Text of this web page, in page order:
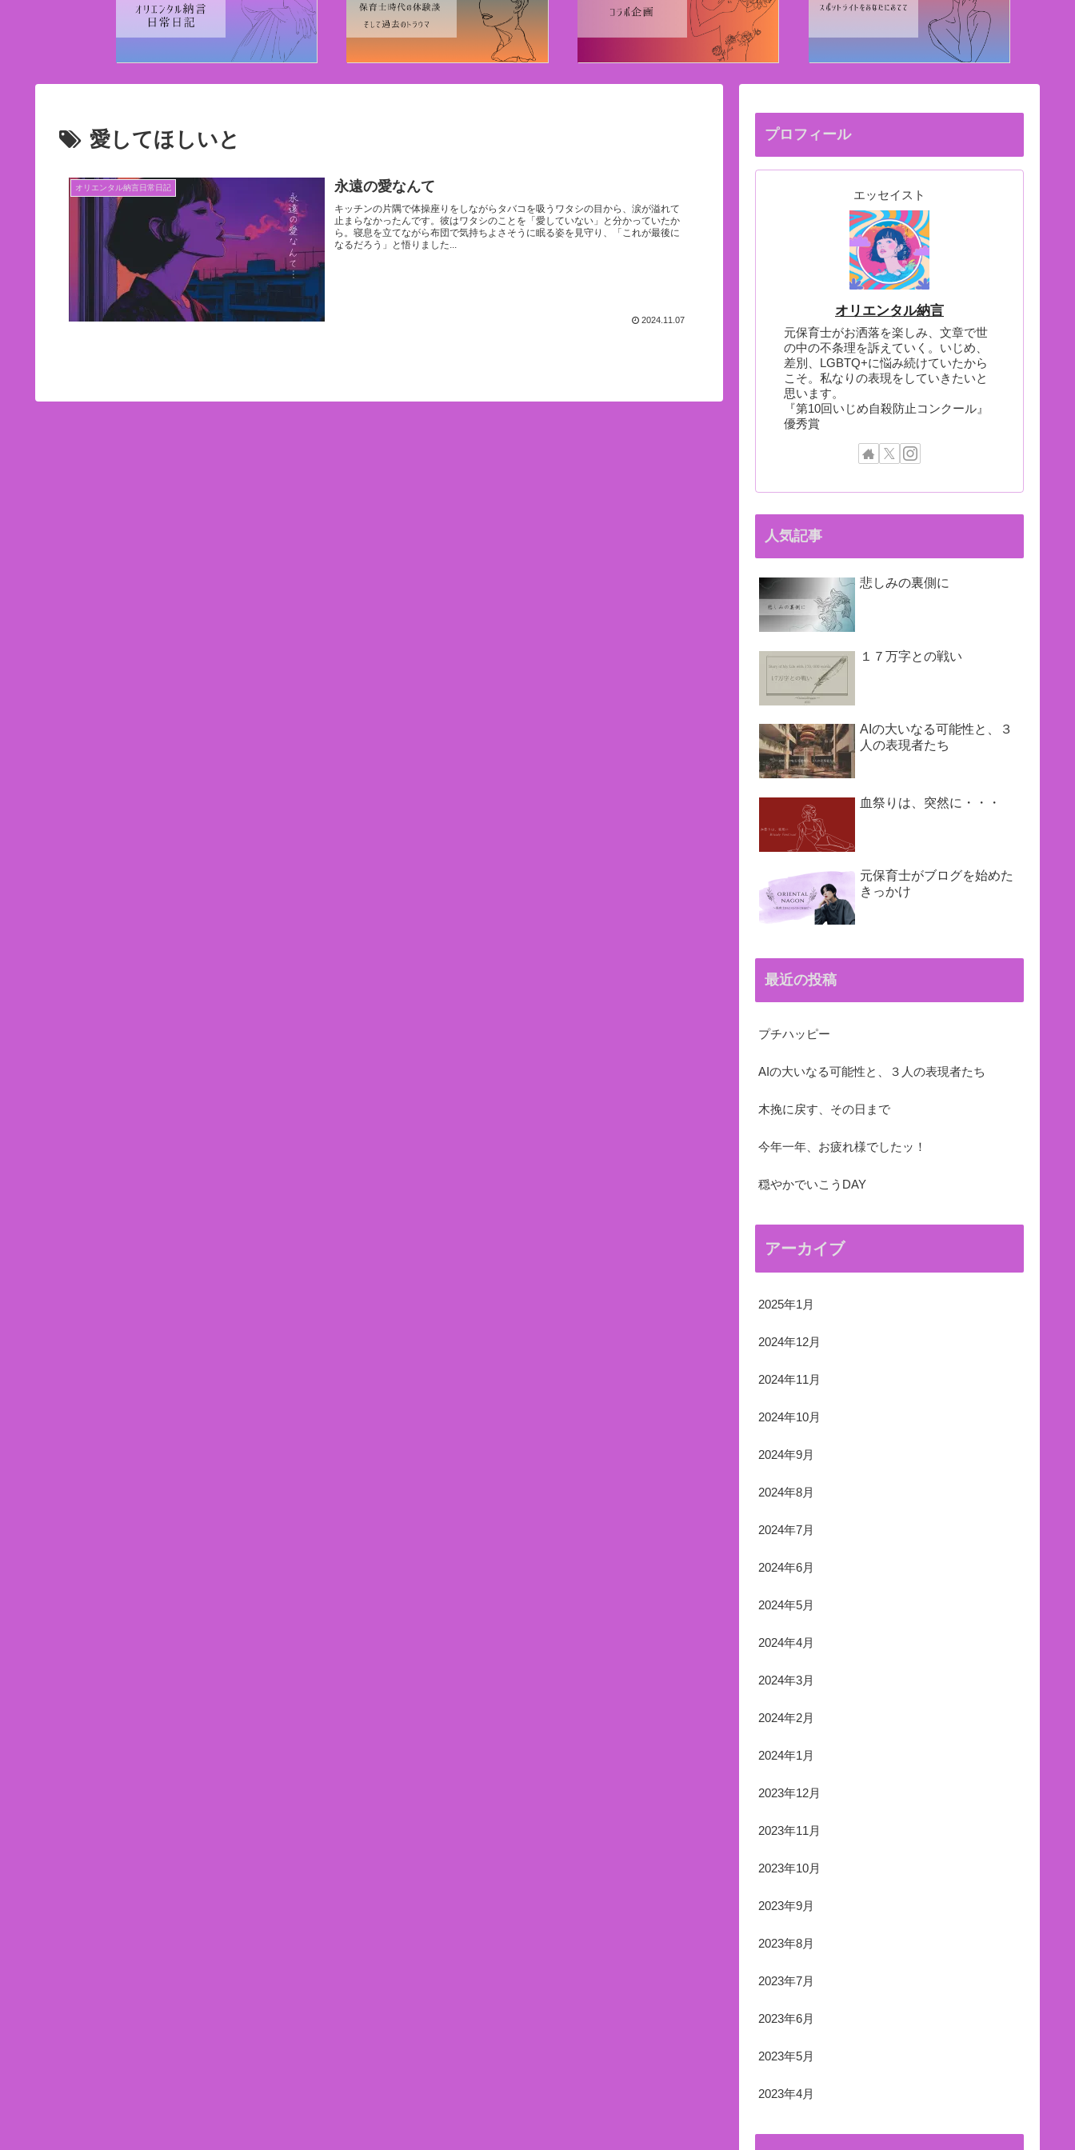
愛してほしいと
オリエンタル納言日常日記 永遠の愛なんて
キッチンの片隅で体操座りをしながらタバコを吸うワタシの目から、涙が溢れて
止まらなかったんです。彼はワタシのことを「愛していない」と分かっていたか
ら。寝息を立てながら布団で気持ちよさそうに眠る姿を見守り、「これが最後に
なるだろう」と悟りました...
2024.11.07
プロフィール
エッセイスト
オリエンタル納言
元保育士がお洒落を楽しみ、文章で世
の中の不条理を訴えていく。いじめ、
差別、LGBTQ+に悩み続けていたから
こそ。私なりの表現をしていきたいと
思います。
『第10回いじめ自殺防止コンクール』
優秀賞
人気記事
悲しみの裏側に
１７万字との戦い
AIの大いなる可能性と、３
人の表現者たち
血祭りは、突然に・・・
元保育士がブログを始めた
きっかけ
最近の投稿
プチハッピー
AIの大いなる可能性と、３人の表現者たち
木挽に戻す、その日まで
今年一年、お疲れ様でしたッ！
穏やかでいこうDAY
アーカイブ
2025年1月
2024年12月
2024年11月
2024年10月
2024年9月
2024年8月
2024年7月
2024年6月
2024年5月
2024年4月
2024年3月
2024年2月
2024年1月
2023年12月
2023年11月
2023年10月
2023年9月
2023年8月
2023年7月
2023年6月
2023年5月
2023年4月